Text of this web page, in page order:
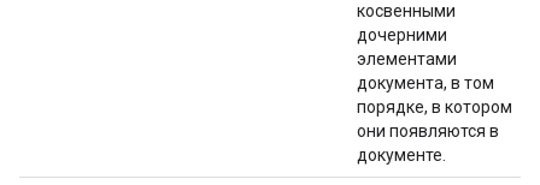
косвенными
дочерними
элементами
документа, в том
порядке, в котором
они появляются в
документе.